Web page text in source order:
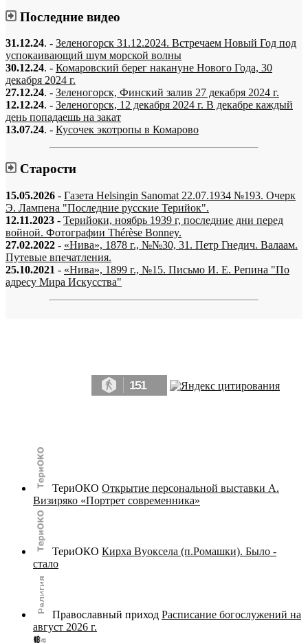
Последние видео
31.12.24. - Зеленогорск 31.12.2024. Встречаем Новый Год под
успокаивающий шум морской волны
30.12.24. - Комаровский берег накануне Нового Года, 30
декабря 2024 г.
27.12.24. - Зеленогорск, Финский залив 27 декабря 2024 г.
12.12.24. - Зеленогорск, 12 декабря 2024 г. В декабре каждый
день попадаешь на закат
13.07.24. - Кусочек экотропы в Комарово
Старости
15.05.2026 - Газета Helsingin Sanomat 22.07.1934 №193. Очерк
Э. Лампена "Последние русские Терийок".
12.11.2023 - Терийоки, ноябрь 1939 г, последние дни перед
войной. Фотографии Thérèse Bonney.
27.02.2022 - «Нива», 1878 г., №№30, 31. Петр Гнедич. Валаам.
Путевые впечатления.
25.10.2021 - «Нива», 1899 г., №15. Письмо И. Е. Репина "По
адресу Мира Искусства"
151
ТериОКО Открытие персональной выставки А.
Визиряко «Портрет современника»
ТериОКО Кирха Вуоксела (п.Ромашки). Было -
стало
Православный приход Расписание богослужений на
август 2026 г.